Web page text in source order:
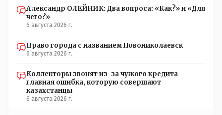
они найдутся.
Александр ОЛЕЙНИК: Два вопроса: «Как?» и «Для
чего?»
6 августа 2026 г.
Право города с названием Новониколаевск
6 августа 2026 г.
Коллекторы звонят из-за чужого кредита –
главная ошибка, которую совершают
казахстанцы
6 августа 2026 г.